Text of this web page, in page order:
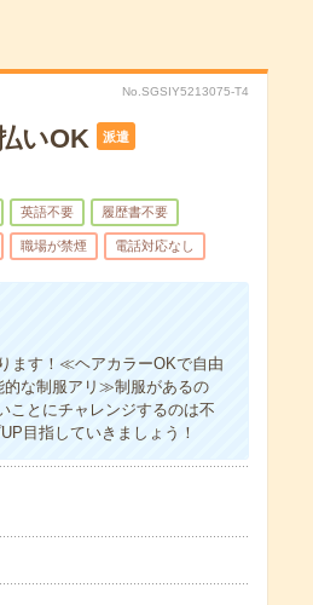
No.SGSIY5213075-T4
いOK 派遣
英語不要 履歴書不要
職場が禁煙 電話対応なし
ます！≪ヘアカラーOKで自由
な制服アリ≫制服があるの
とにチャレンジするのは不
目指していきましょう！